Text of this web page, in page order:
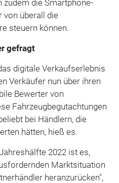
die Smartphone-
von überall die
steuern können.
gefragt
digitale Verkaufserlebnis
Verkäufer nun über ihren
Bewerter von
Fahrzeugbegutachtungen
bei Händlern, die
hätten, hieß es.
2022 ist es,
Marktsituation
heranzurücken",